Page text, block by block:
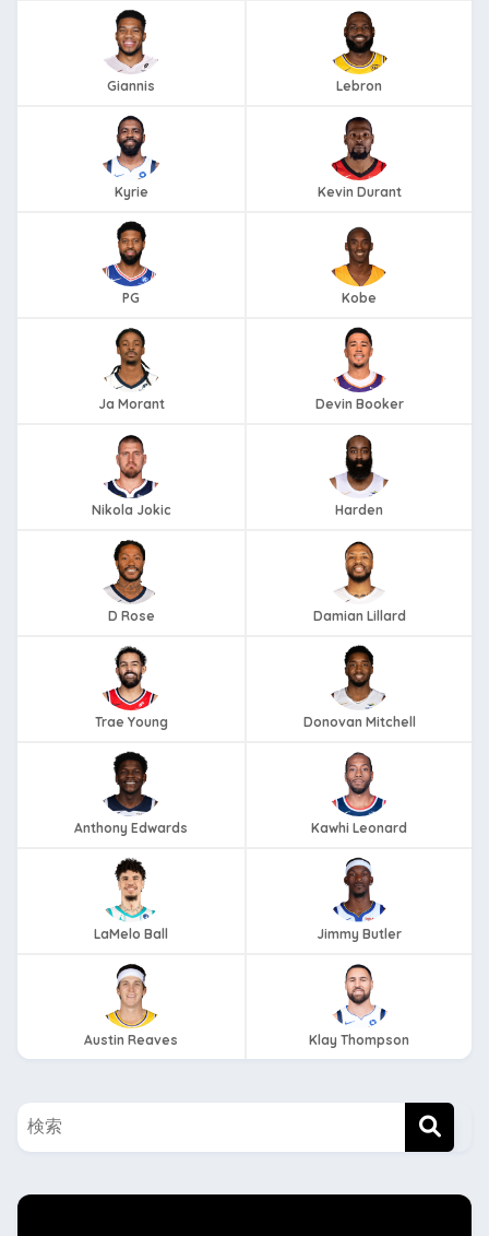
Giannis Lebron
Kyrie Kevin Durant
PG Kobe
Ja Morant Devin Booker
Nikola Jokic Harden
D Rose Damian Lillard
Trae Young Donovan Mitchell
Anthony Edwards Kawhi Leonard
LaMelo Ball Jimmy Butler
Austin Reaves Klay Thompson